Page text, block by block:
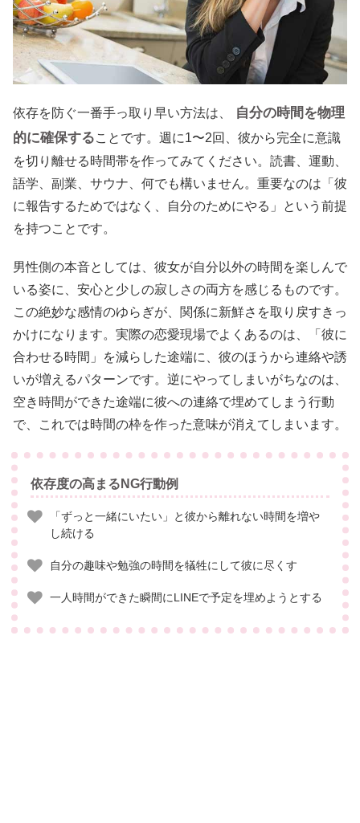
依存を防ぐ一番手っ取り早い方法は、
自分の時間を物理
的に確保することです。週に1〜2回、彼から完全に意識
を切り離せる時間帯を作ってみてください。読書、運動、
語学、副業、サウナ、何でも構いません。重要なのは「彼
に報告するためではなく、自分のためにやる」という前提
を持つことです。
男性側の本音としては、彼女が自分以外の時間を楽しんで
いる姿に、安心と少しの寂しさの両方を感じるものです。
この絶妙な感情のゆらぎが、関係に新鮮さを取り戻すきっ
かけになります。実際の恋愛現場でよくあるのは、「彼に
合わせる時間」を減らした途端に、彼のほうから連絡や誘
いが増えるパターンです。逆にやってしまいがちなのは、
空き時間ができた途端に彼への連絡で埋めてしまう行動
で、これでは時間の枠を作った意味が消えてしまいます。
依存度の高まるNG行動例
「ずっと一緒にいたい」と彼から離れない時間を増や
し続ける
自分の趣味や勉強の時間を犠牲にして彼に尽くす
一人時間ができた瞬間にLINEで予定を埋めようとする